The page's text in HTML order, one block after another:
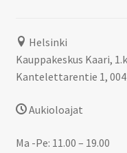
Helsinki
Kauppakeskus Kaari,
Kantelettarentie 1,
Aukioloajat
Ma -Pe: 11.00 – 19.00